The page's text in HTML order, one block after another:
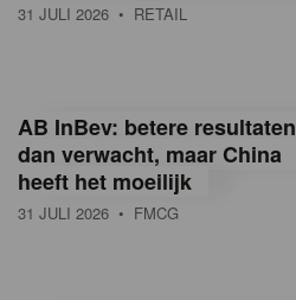
a
31 JULI 2026 • RETAIL
AB InBev: betere resultaten
dan verwacht, maar China
heeft het moeilijk
31 JULI 2026 • FMCG